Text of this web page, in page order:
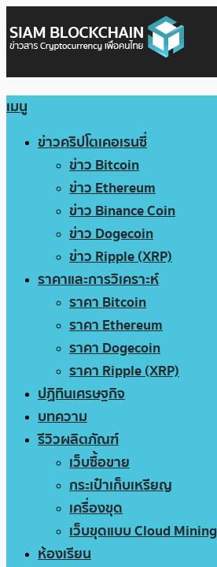
เมนู
ข่าวคริปโตเคอเรนซี่
ข่าว Bitcoin
ข่าว Ethereum
ข่าว Binance Coin
ข่าว Dogecoin
ข่าว Ripple (XRP)
ราคาและการวิเคราะห์
ราคา Bitcoin
ราคา Ethereum
ราคา Dogecoin
ราคา Ripple (XRP)
ปฏิทินเศรษฐกิจ
บทความ
รีวิวผลิตภัณฑ์
เว็บซื้อขาย
กระเป๋าเก็บเหรียญ
เครื่องขุด
เว็บขุดแบบ Cloud Mining
ห้องเรียน